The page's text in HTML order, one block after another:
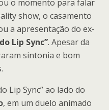
o momento para falar
show, o casamento
a apresentação do ex-
Lip Sync”. Apesar da
sintonia e bom
Lip Sync” ao lado do
, em um duelo animado